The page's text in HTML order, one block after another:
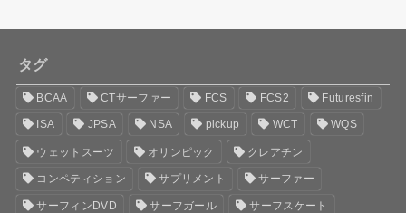
タグ
BCAA CTサーファー FCS FCS2 Futuresfin
ISA JPSA NSA pickup WCT WQS
ウェットスーツ オリンピック クレアチン
コンペティション サプリメント サーファー
サーフィンDVD サーフガール サーフスケート